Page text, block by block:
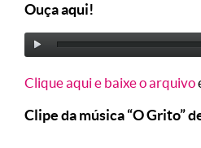
Ouça aqui!
Clique aqui e baixe o arquivo
Clipe da música “O Grito”